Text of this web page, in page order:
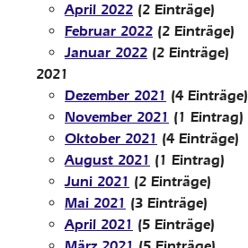
April 2022 (2 Einträge)
Februar 2022 (2 Einträge)
Januar 2022 (2 Einträge)
2021
Dezember 2021 (4 Einträge)
November 2021 (1 Eintrag)
Oktober 2021 (4 Einträge)
August 2021 (1 Eintrag)
Juni 2021 (2 Einträge)
Mai 2021 (3 Einträge)
April 2021 (5 Einträge)